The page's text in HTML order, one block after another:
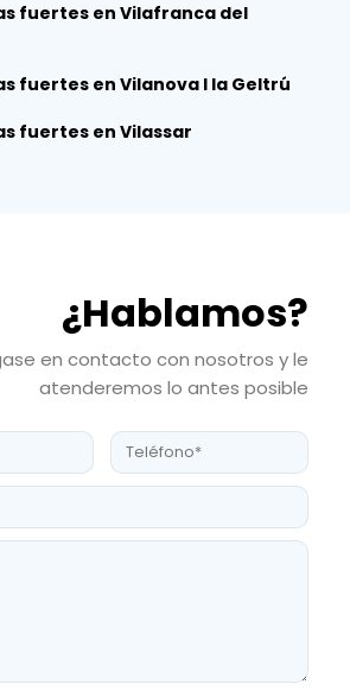
fuertes en Vilafranca del
fuertes en Vilanova I la Geltrú
fuertes en Vilassar
¿Hablamos?
en contacto con nosotros y le
atenderemos lo antes posible